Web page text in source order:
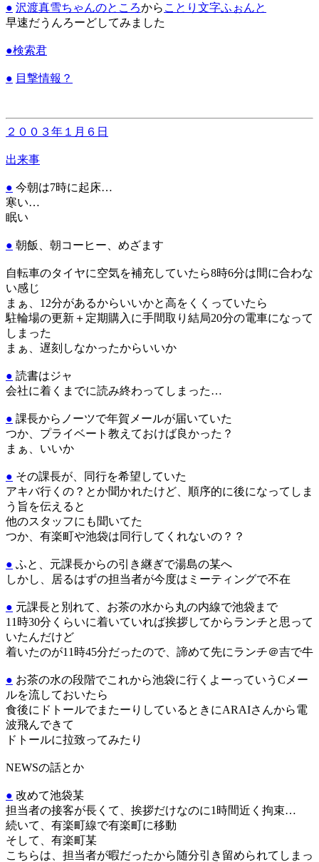
● 沢渡真雪ちゃんのところから ことり文字ふぉんと
早速だうんろーどしてみました
●検索君
● 目撃情報？
２００３年１月６日
出来事
● 今朝は7時に起床…
寒い…
眠い
● 朝飯、朝コーヒー、めざます
自転車のタイヤに空気を補充していたら8時6分は間に合わな
い感じ
まぁ、12分があるからいいかと高をくくっていたら
駐輪場の更新＋定期購入に手間取り結局20分の電車になって
しまった
まぁ、遅刻しなかったからいいか
● 読書はジャ
会社に着くまでに読み終わってしまった…
● 課長からノーツで年賀メールが届いていた
つか、プライベート教えておけば良かった？
まぁ、いいか
● その課長が、同行を希望していた
アキバ行くの？とか聞かれたけど、順序的に後になってしま
う旨を伝えると
他のスタッフにも聞いてた
つか、有楽町や池袋は同行してくれないの？？
● ふと、元課長からの引き継ぎで湯島の某へ
しかし、居るはずの担当者が今度はミーティングで不在
● 元課長と別れて、お茶の水から丸の内線で池袋まで
11時30分くらいに着いていれば挨拶してからランチと思って
いたんだけど
着いたのが11時45分だったので、諦めて先にランチ＠吉で牛
● お茶の水の段階でこれから池袋に行くよーっていうCメー
ルを流しておいたら
食後にドトールでまたーりしているときにARAIさんから電
波飛んできて
ドトールに拉致ってみたり
NEWSの話とか
● 改めて池袋某
担当者の接客が長くて、挨拶だけなのに1時間近く拘束…
続いて、有楽町線で有楽町に移動
そして、有楽町某
こちらは、担当者が暇だったから随分引き留められてしまっ